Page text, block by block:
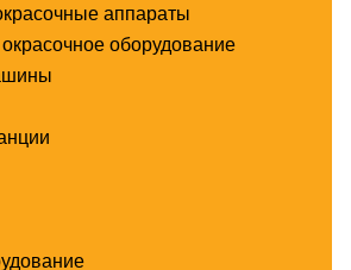
аппараты
оборудование